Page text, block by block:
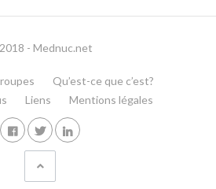
- Mednuc.net
Qu’est-ce que c’est?
Liens Mentions légales